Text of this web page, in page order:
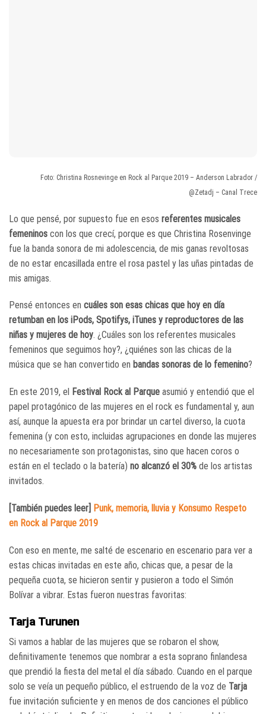
Foto: Christina Rosnevinge en Rock al Parque 2019 – Anderson Labrador /
@Zetadj – Canal Trece
Lo que pensé, por supuesto fue en esos referentes musicales
femeninos con los que crecí, porque es que Christina Rosenvinge
fue la banda sonora de mi adolescencia, de mis ganas revoltosas
de no estar encasillada entre el rosa pastel y las uñas pintadas de
mis amigas.
Pensé entonces en cuáles son esas chicas que hoy en día
retumban en los iPods, Spotifys, iTunes y reproductores de las
niñas y mujeres de hoy. ¿Cuáles son los referentes musicales
femeninos que seguimos hoy?, ¿quiénes son las chicas de la
música que se han convertido en bandas sonoras de lo femenino?
En este 2019, el Festival Rock al Parque asumió y entendió que el
papel protagónico de las mujeres en el rock es fundamental y, aun
así, aunque la apuesta era por brindar un cartel diverso, la cuota
femenina (y con esto, incluidas agrupaciones en donde las mujeres
no necesariamente son protagonistas, sino que hacen coros o
están en el teclado o la batería) no alcanzó el 30% de los artistas
invitados.
[También puedes leer] Punk, memoria, lluvia y Konsumo Respeto
en Rock al Parque 2019
Con eso en mente, me salté de escenario en escenario para ver a
estas chicas invitadas en este año, chicas que, a pesar de la
pequeña cuota, se hicieron sentir y pusieron a todo el Simón
Bolívar a vibrar. Estas fueron nuestras favoritas:
Tarja Turunen
Si vamos a hablar de las mujeres que se robaron el show,
definitivamente tenemos que nombrar a esta soprano finlandesa
que prendió la fiesta del metal el día sábado. Cuando en el parque
solo se veía un pequeño público, el estruendo de la voz de Tarja
fue invitación suficiente y en menos de dos canciones el público